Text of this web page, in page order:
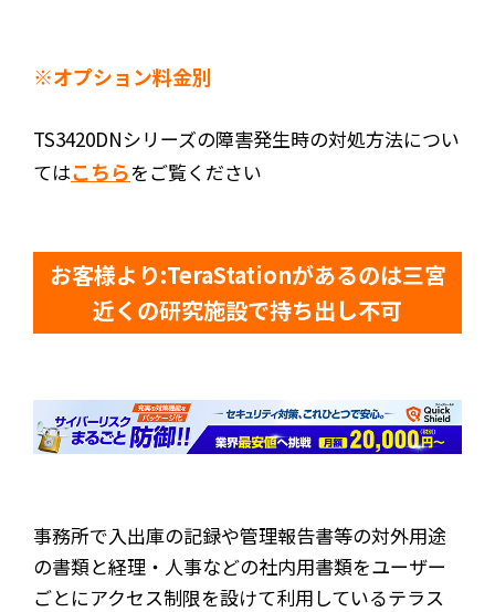
※オプション料金別
TS3420DNシリーズの障害発生時の対処方法につい
てはこちらをご覧ください
お客様より:TeraStationがあるのは三宮
近くの研究施設で持ち出し不可
事務所で入出庫の記録や管理報告書等の対外用途
の書類と経理・人事などの社内用書類をユーザー
ごとにアクセス制限を設けて利用しているテラス